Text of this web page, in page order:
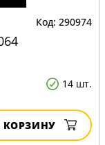
290974
14 шт.
КОРЗИНУ